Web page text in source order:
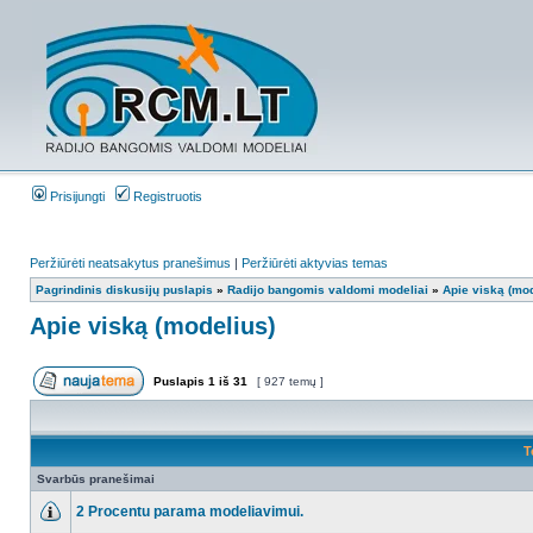
Prisijungti Registruotis
Peržiūrėti neatsakytus pranešimus | Peržiūrėti aktyvias temas
Pagrindinis diskusijų puslapis » Radijo bangomis valdomi modeliai » Apie viską
Apie viską (modelius)
Puslapis 1 iš 31 [ 927 temų ]
Svarbūs pranešimai
2 Procentu parama modeliavimui.